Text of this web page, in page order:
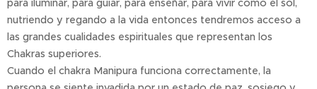
para iluminar, para guiar, para enseñar, para vivir como el sol,
nutriendo y regando a la vida entonces tendremos acceso a
las grandes cualidades espirituales que representan los
Chakras superiores.
Cuando el chakra Manipura funciona correctamente, la